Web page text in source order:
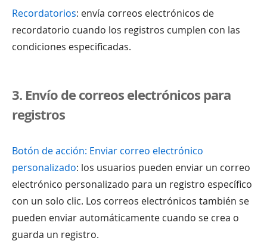
Recordatorios: envía correos electrónicos de
recordatorio cuando los registros cumplen con las
condiciones especificadas.
3. Envío de correos electrónicos para
registros
Botón de acción: Enviar correo electrónico
personalizado: los usuarios pueden enviar un correo
electrónico personalizado para un registro específico
con un solo clic. Los correos electrónicos también se
pueden enviar automáticamente cuando se crea o
guarda un registro.